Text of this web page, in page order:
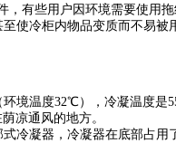
有些用户因环境需要使用
使冷柜内物品变质而不易
境温度32℃），冷凝温度
凉通风的地方。
凝器，冷凝器在底部占